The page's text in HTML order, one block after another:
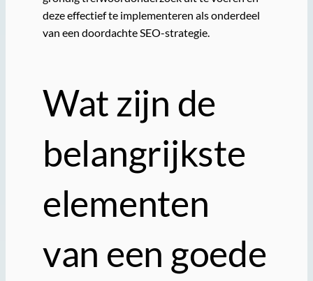
deze effectief te implementeren als onderdeel
van een doordachte SEO-strategie.
Wat zijn de
belangrijkste
elementen
van een goede